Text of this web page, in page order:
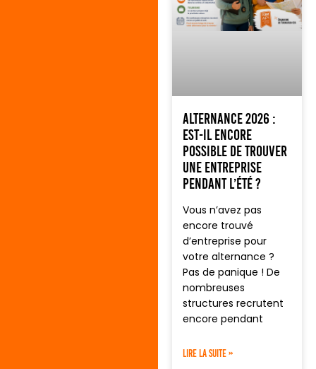
Alternance 2026 :
est-il encore
possible de trouver
une entreprise
pendant l’été ?
Vous n’avez pas
encore trouvé
d’entreprise pour
votre alternance ?
Pas de panique ! De
nombreuses
structures recrutent
encore pendant
LIRE LA SUITE »